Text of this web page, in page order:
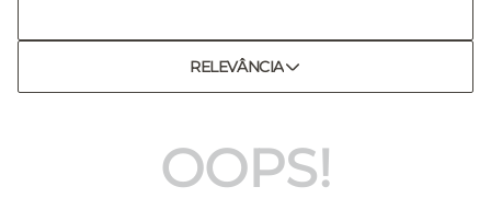
RELEVÂNCIA
OOPS!